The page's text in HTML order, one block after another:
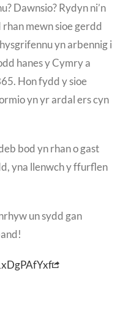
Dawnsio? Rydyn ni’n
mewn sioe gerdd
yn arbennig i
hanes y Cymry a
Hon fydd y sioe
yn yr ardal ers cyn
bod yn rhan o gast
yna llenwch y ffurflen
un sydd gan